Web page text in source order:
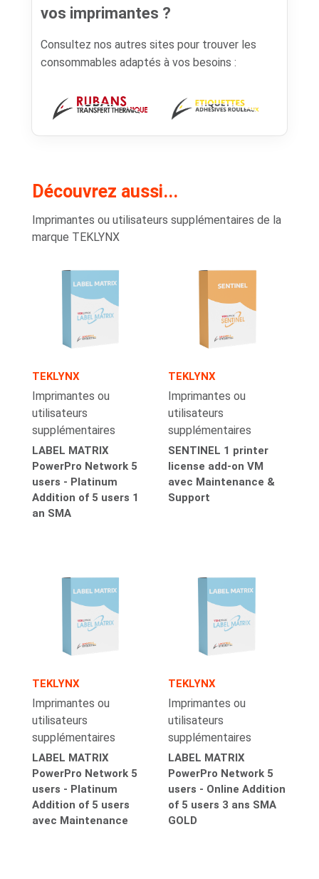
vos imprimantes ?
Consultez nos autres sites pour trouver les
consommables adaptés à vos besoins :
Découvrez aussi...
Imprimantes ou utilisateurs supplémentaires de la
marque TEKLYNX
TEKLYNX
Imprimantes ou
utilisateurs
supplémentaires
LABEL MATRIX
PowerPro Network 5
users - Platinum
Addition of 5 users 1
an SMA
TEKLYNX
Imprimantes ou
utilisateurs
supplémentaires
SENTINEL 1 printer
license add-on VM
avec Maintenance &
Support
TEKLYNX
Imprimantes ou
utilisateurs
supplémentaires
LABEL MATRIX
PowerPro Network 5
users - Platinum
Addition of 5 users
avec Maintenance
TEKLYNX
Imprimantes ou
utilisateurs
supplémentaires
LABEL MATRIX
PowerPro Network 5
users - Online Addition
of 5 users 3 ans SMA
GOLD